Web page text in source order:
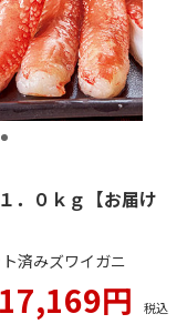
．０ｋｇ【お届け
済みズワイガニ
17,169円 税込